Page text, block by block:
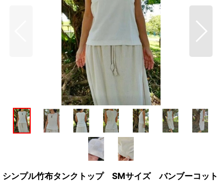
シンプル竹布タンクトップ SMサイズ バンブーコット